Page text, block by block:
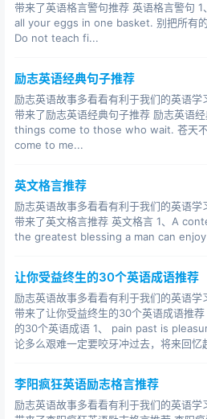
Victory won't come to me
胜利是不会向我们走来的，我必
never lose infinite hope. --
我们必须接受失望，因为它是有
望，因为它是无穷的。 --丁 · 路
It's great to be great , but it's
成为伟人固然伟大，但成为真正
Never give up, Never lose the
不放弃就有成功的机会。
Don't try so hard, the best
least expect them to.
不要着急，最好的总会在最不经
Achievement provides the
有所成就是人生唯一的真正乐趣
)
带来了英语格言警句推荐 英语格言警句
all your eggs in one basket. 别把所有的
Do not teach fi...
励志英语经典句子推荐
励志英语故事多看看有利于我们的英语学
带来了励志英语经典句子推荐 励志英语
things come to those who wait. 苍天
come to me...
英文格言推荐
励志英语故事多看看有利于我们的英语学
带来了英文格言推荐 英文格言 1、A
the greatest blessing a man can
让你受益终生的30个英语成语推荐
励志英语故事多看看有利于我们的英语学
带来了让你受益终生的30个英语成语推
的30个英语成语 1、 pain past is
论多么艰难一定要咬牙冲过去，将来回忆
李阳疯狂英语励志格言推荐
励志英语故事多看看有利于我们的英语学